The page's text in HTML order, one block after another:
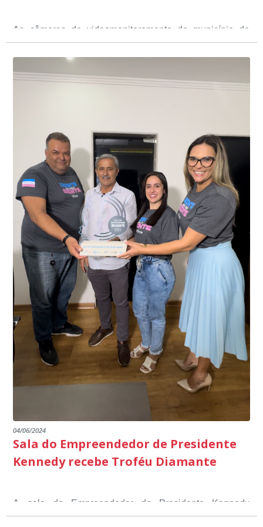
As câmeras de videomonitoramento do município de
Presidente Kennedy identificaram neste fim de semana,
01 de junho, uma motocicleta com indícios de
adulteração, imediatamente, a central de
videomonitoramento acionou a Guarda Civil Municipal,
Durante a abordagem a adulteração foi comprovada,
através da conferência do Chassi, a motocicleta, bem
conta do sistema de videomonitoramento instalado
recentemente em todo o município de Presidente
Kennedy, o sistema é integrado com outros municípios
do país, sendo possível a identificação de veículos por
meio do cruzamento de informações, nesse caso
específico, com dados de uma cidade do Estado do Rio
de Janeiro.
“Mais de 100 câmeras foram instaladas na sede e no
interior de Presidente Kennedy, garantindo mais
segurança à população, seja nas ruas, no comércio, os
produtores agropecuários. Estamos no rumo certo,
parabéns a todos os servidores que contribuem para a
segurança da nossa cidade”, destaca o prefeito Dorlei
Fontão.
04/06/2024
Sala do Empreendedor de Presidente
Kennedy recebe Troféu Diamante
A sala do Empreendedor de Presidente Kennedy
recebeu o Selo Sebrae de Referência em atendimento, o